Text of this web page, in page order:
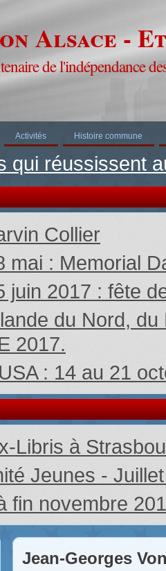
Alsace -
de l'indépendance
Activités Histoire commune
qui réussissent
Collier
mai : Memorial
juin 2017 : fête
du Nord,
2017.
: 14 au 21
Libris à
Jeunes -
fin novembre
Jean-Georges